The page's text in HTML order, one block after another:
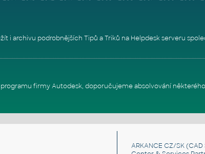
i archivu podrobnějších Tipů a Triků na Helpdesk serveru
firmy Autodesk, doporučujeme absolvování
ARKANCE CZ/SK(CAD